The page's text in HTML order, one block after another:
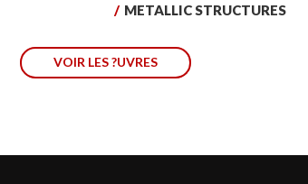
/ METALLIC STRUCTURES
VOIR LES ?UVRES